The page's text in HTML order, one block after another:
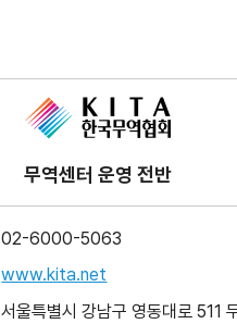
무역센터 운영 전반
02-6000-5063
www.kita.net
서울특별시 강남구 영동대로 511